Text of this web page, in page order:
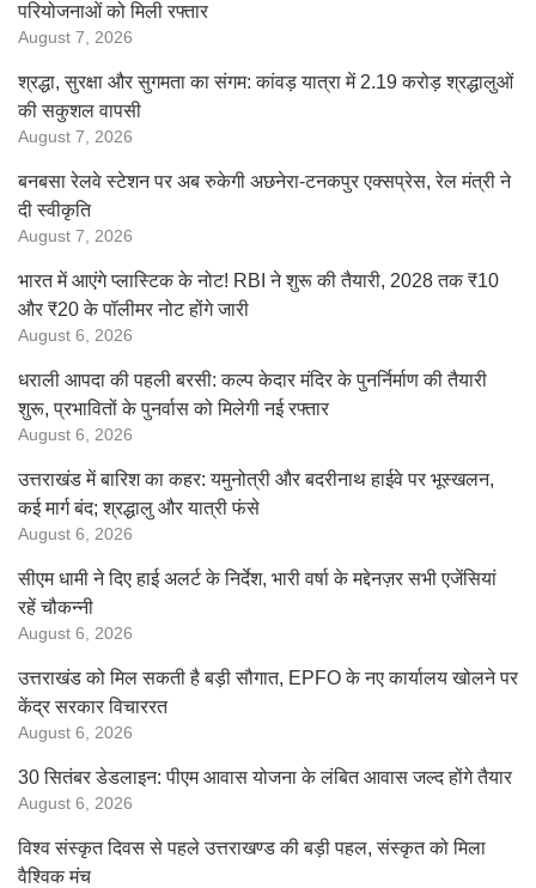
परियोजनाओं को मिली रफ्तार
August 7, 2026
श्रद्धा, सुरक्षा और सुगमता का संगम: कांवड़ यात्रा में 2.19 करोड़ श्रद्धालुओं
की सकुशल वापसी
August 7, 2026
बनबसा रेलवे स्टेशन पर अब रुकेगी अछनेरा-टनकपुर एक्सप्रेस, रेल मंत्री ने
दी स्वीकृति
August 7, 2026
भारत में आएंगे प्लास्टिक के नोट! RBI ने शुरू की तैयारी, 2028 तक ₹10
और ₹20 के पॉलीमर नोट होंगे जारी
August 6, 2026
धराली आपदा की पहली बरसी: कल्प केदार मंदिर के पुनर्निर्माण की तैयारी
शुरू, प्रभावितों के पुनर्वास को मिलेगी नई रफ्तार
August 6, 2026
उत्तराखंड में बारिश का कहर: यमुनोत्री और बदरीनाथ हाईवे पर भूस्खलन,
कई मार्ग बंद; श्रद्धालु और यात्री फंसे
August 6, 2026
सीएम धामी ने दिए हाई अलर्ट के निर्देश, भारी वर्षा के मद्देनज़र सभी एजेंसियां
रहें चौकन्नी
August 6, 2026
उत्तराखंड को मिल सकती है बड़ी सौगात, EPFO के नए कार्यालय खोलने पर
केंद्र सरकार विचाररत
August 6, 2026
30 सितंबर डेडलाइन: पीएम आवास योजना के लंबित आवास जल्द होंगे तैयार
August 6, 2026
विश्व संस्कृत दिवस से पहले उत्तराखण्ड की बड़ी पहल, संस्कृत को मिला
वैश्विक मंच